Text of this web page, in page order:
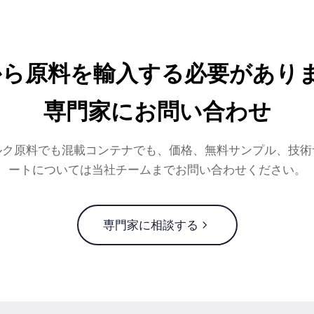
原料を輸入する必要があり
専門家にお問い合わせ
原料でも混載コンテナでも、価格、無料サンプル、技
ートについては当社チームまでお問い合わせください。
専門家に相談する